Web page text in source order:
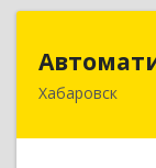
Хабаровск